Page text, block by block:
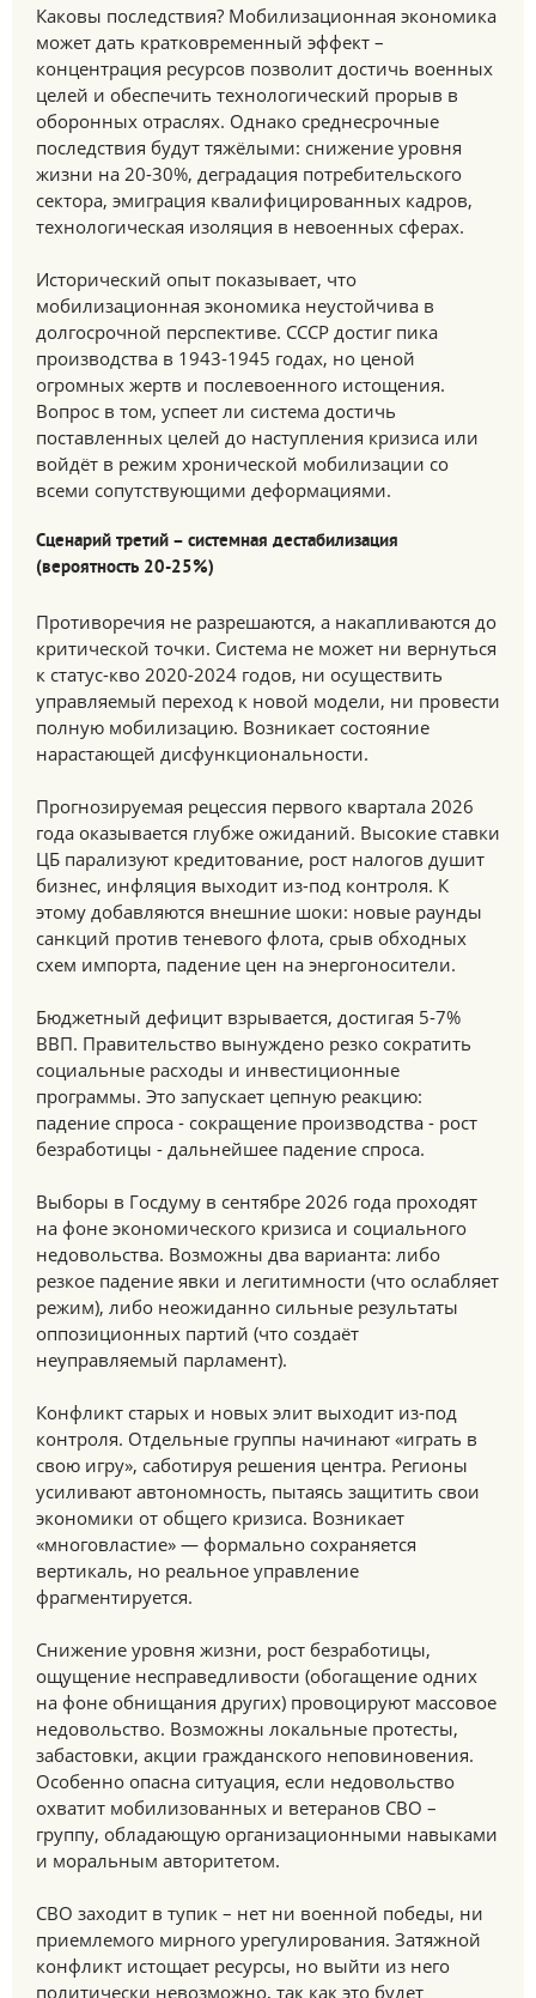
Каковы последствия? Мобилизационная экономика
может дать кратковременный эффект –
концентрация ресурсов позволит достичь военных
целей и обеспечить технологический прорыв в
оборонных отраслях. Однако среднесрочные
последствия будут тяжёлыми: снижение уровня
жизни на 20-30%, деградация потребительского
сектора, эмиграция квалифицированных кадров,
технологическая изоляция в невоенных сферах.
Исторический опыт показывает, что
мобилизационная экономика неустойчива в
долгосрочной перспективе. СССР достиг пика
производства в 1943-1945 годах, но ценой
огромных жертв и послевоенного истощения.
Вопрос в том, успеет ли система достичь
поставленных целей до наступления кризиса или
войдёт в режим хронической мобилизации со
всеми сопутствующими деформациями.
Сценарий третий – системная дестабилизация
(вероятность 20-25%)
Противоречия не разрешаются, а накапливаются до
критической точки. Система не может ни вернуться
к статус-кво 2020-2024 годов, ни осуществить
управляемый переход к новой модели, ни провести
полную мобилизацию. Возникает состояние
нарастающей дисфункциональности.
Прогнозируемая рецессия первого квартала 2026
года оказывается глубже ожиданий. Высокие ставки
ЦБ парализуют кредитование, рост налогов душит
бизнес, инфляция выходит из-под контроля. К
этому добавляются внешние шоки: новые раунды
санкций против теневого флота, срыв обходных
схем импорта, падение цен на энергоносители.
Бюджетный дефицит взрывается, достигая 5-7%
ВВП. Правительство вынуждено резко сократить
социальные расходы и инвестиционные
программы. Это запускает цепную реакцию:
падение спроса - сокращение производства - рост
безработицы - дальнейшее падение спроса.
Выборы в Госдуму в сентябре 2026 года проходят
на фоне экономического кризиса и социального
недовольства. Возможны два варианта: либо
резкое падение явки и легитимности (что ослабляет
режим), либо неожиданно сильные результаты
оппозиционных партий (что создаёт
неуправляемый парламент).
Конфликт старых и новых элит выходит из-под
контроля. Отдельные группы начинают «играть в
свою игру», саботируя решения центра. Регионы
усиливают автономность, пытаясь защитить свои
экономики от общего кризиса. Возникает
«многовластие» — формально сохраняется
вертикаль, но реальное управление
фрагментируется.
Снижение уровня жизни, рост безработицы,
ощущение несправедливости (обогащение одних
на фоне обнищания других) провоцируют массовое
недовольство. Возможны локальные протесты,
забастовки, акции гражданского неповиновения.
Особенно опасна ситуация, если недовольство
охватит мобилизованных и ветеранов СВО –
группу, обладающую организационными навыками
и моральным авторитетом.
СВО заходит в тупик – нет ни военной победы, ни
приемлемого мирного урегулирования. Затяжной
конфликт истощает ресурсы, но выйти из него
политически невозможно, так как это будет